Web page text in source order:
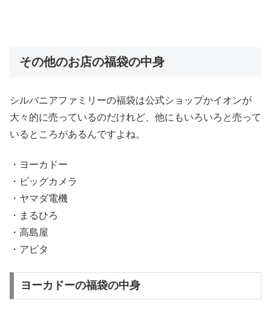
その他のお店の福袋の中身
シルバニアファミリーの福袋は公式ショップかイオンが
大々的に売っているのだけれど、他にもいろいろと売って
いるところがあるんですよね。
・ヨーカドー
・ビッグカメラ
・ヤマダ電機
・まるひろ
・高島屋
・アピタ
ヨーカドーの福袋の中身